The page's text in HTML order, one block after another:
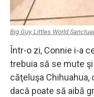
Big Guy, Littles World
Într-o zi, Connie i-a
trebuia să se mute şi
căţeluşa Chihuahua,
dacă poate să aibă